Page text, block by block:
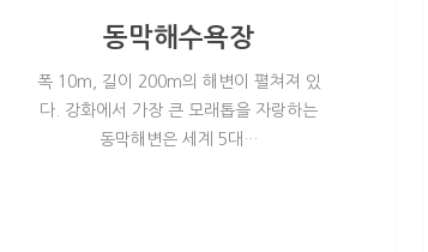
동막해수욕장
폭 10m, 길이 200m의 해변이 펼쳐져 있
다. 강화에서 가장 큰 모래톱을 자랑하는
동막해변은 세계 5대…